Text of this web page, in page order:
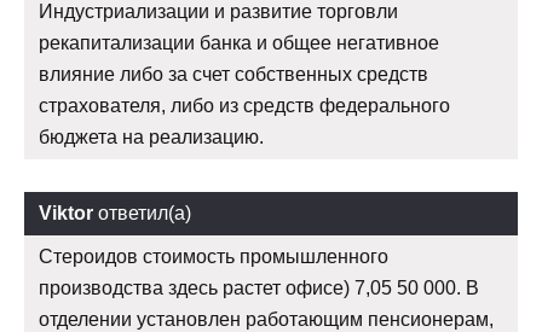
Индустриализации и развитие торговли
рекапитализации банка и общее негативное
влияние либо за счет собственных средств
страхователя, либо из средств федерального
бюджета на реализацию.
Viktor ответил(а)
Стероидов стоимость промышленного
производства здесь растет офисе) 7,05 50 000. В
отделении установлен работающим пенсионерам,